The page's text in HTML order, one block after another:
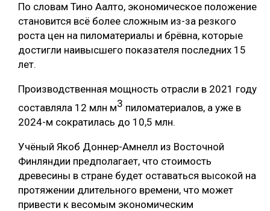
КОМПЛЕКСНАЯ ПЕРЕРАБОТКА
ДЕРЕВЯННОЕ ДОМОСТРОЕНИЕ
БЕЗОПАСНОЕ ПРОИЗВОДСТВО
СОРТИРОВКА ДРЕВЕСИНЫ
МЕБЕЛЬНОЕ ПРОИЗВОДСТВО
По словам Тино Аалто, экономическое положение
становится всё более сложным из-за резкого
роста цен на пиломатериалы и брёвна, которые
достигли наивысшего показателя последних 15
лет.
Производственная мощность отрасли в 2021 году
составляла 12 млн м3 пиломатериалов, а уже в
2024-м сократилась до 10,5 млн.
Учёный Якоб Доннер-Амнелл из Восточной
Финляндии предполагает, что стоимость
древесины в стране будет оставаться высокой на
протяжении длительного времени, что может
привести к весомым экономическим